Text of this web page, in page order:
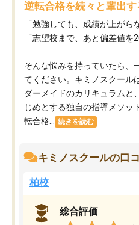
逆転合格を続々と輩出す
「勉強しても、成績が上がら
「志望校まで、あと偏差値を
そんな悩みを持っていたら、
てください。キミノスクール
ダーメイドのカリキュラムと
じめとする独自の指導メソッ
転合格...
続きを読む
キミノスクールの口
柏校
総合評価